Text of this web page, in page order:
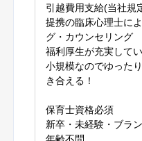
引越費用支給(当社規
提携の臨床心理士に
グ・カウンセリング
福利厚生が充実して
小規模なのでゆった
き合える！
保育士資格必須
新卒・未経験・ブラ